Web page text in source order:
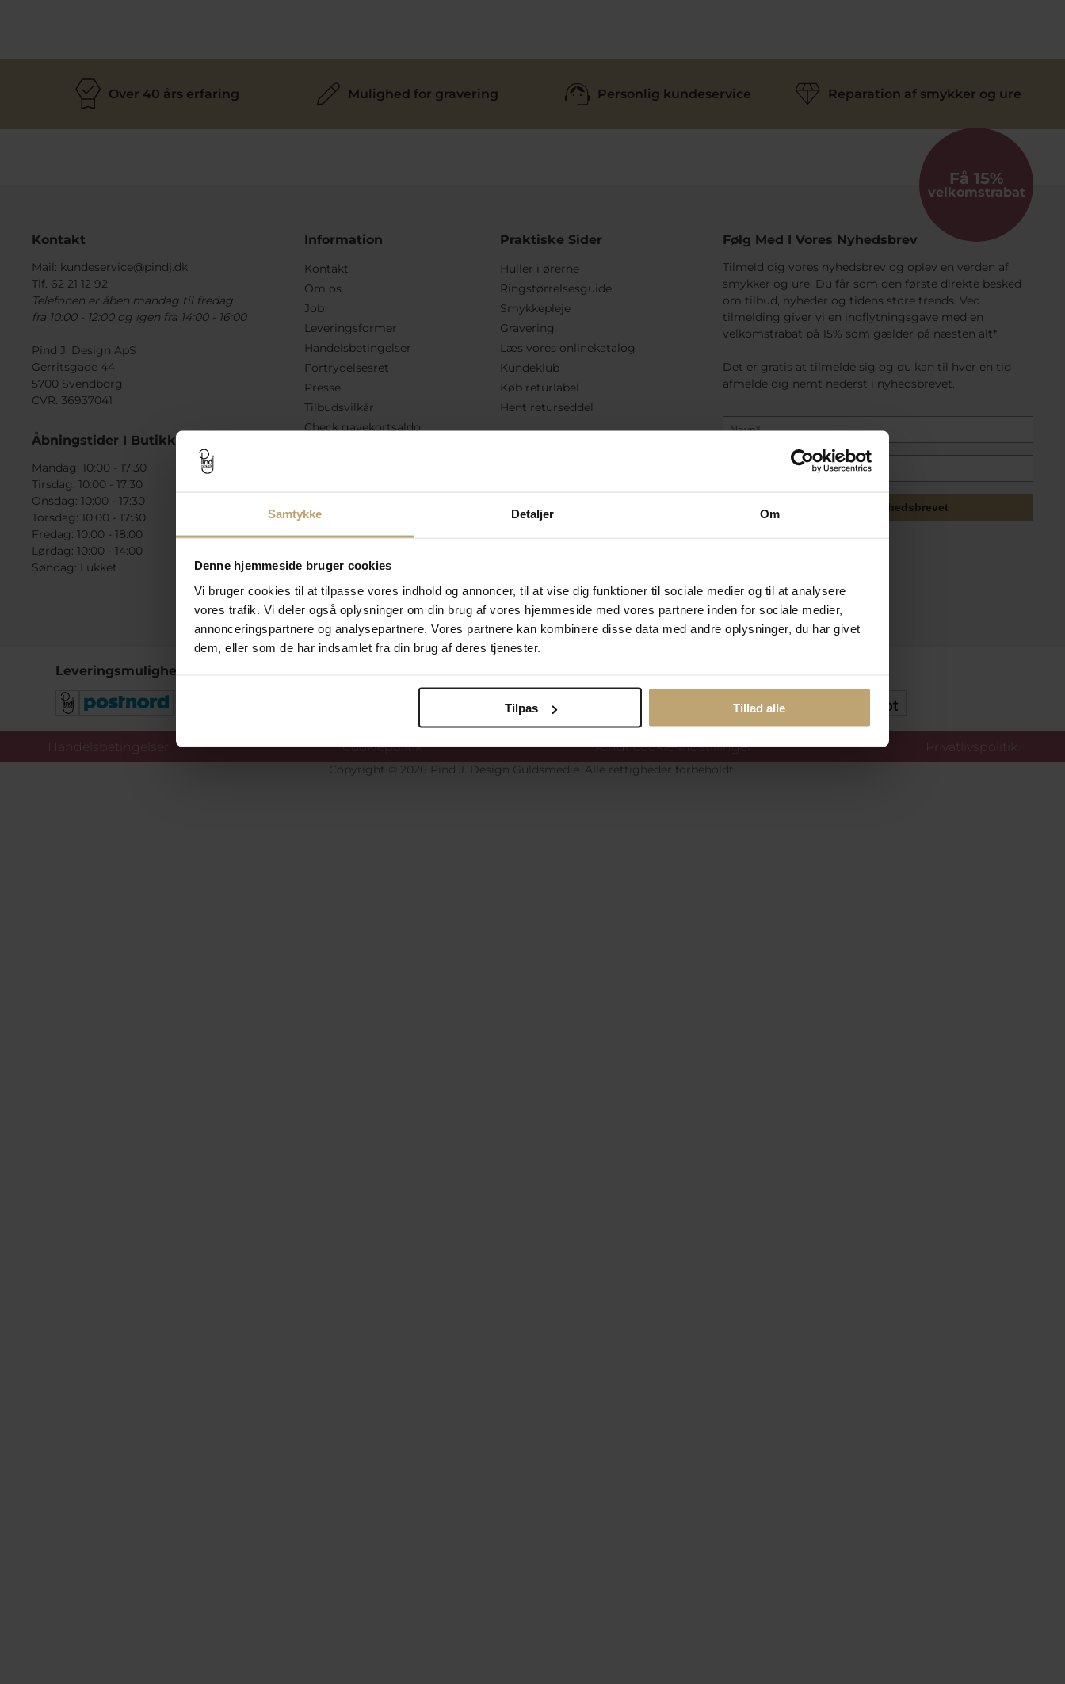
Samtykke Detaljer Om
Denne hjemmeside bruger cookies
Vi bruger cookies til at tilpasse vores indhold og annoncer, til at vise dig funktioner til sociale medier og til at analysere
vores trafik. Vi deler også oplysninger om din brug af vores hjemmeside med vores partnere inden for sociale medier,
annonceringspartnere og analysepartnere. Vores partnere kan kombinere disse data med andre oplysninger, du har givet
dem, eller som de har indsamlet fra din brug af deres tjenester.
Tilpas Tillad alle
Over 40 års erfaring Mulighed for gravering Personlig kundeservice Reparation af smykker og ure
Kontakt
Mail: kundeservice@pindj.dk
Tlf. 62 21 12 92
Telefonen er åben mandag til fredag
fra 10:00 - 12:00 og igen fra 14:00 - 16:00
Pind J. Design ApS
Gerritsgade 44
5700 Svendborg
CVR. 36937041
Åbningstider I Butikken
Mandag: 10:00 - 17:30
Tirsdag: 10:00 - 17:30
Onsdag: 10:00 - 17:30
Torsdag: 10:00 - 17:30
Fredag: 10:00 - 18:00
Lørdag: 10:00 - 14:00
Søndag: Lukket
Information
Kontakt
Om os
Job
Leveringsformer
Handelsbetingelser
Fortrydelsesret
Presse
Tilbudsvilkår
Check gavekortsaldo
Praktiske Sider
Huller i ørerne
Ringstørrelsesguide
Smykkepleje
Gravering
Læs vores onlinekatalog
Kundeklub
Køb returlabel
Hent returseddel
Få 15%
velkomstrabat
Følg Med I Vores Nyhedsbrev
Tilmeld dig vores nyhedsbrev og oplev en verden af
smykker og ure. Du får som den første direkte besked
om tilbud, nyheder og tidens store trends. Ved
tilmelding giver vi en indflytningsgave med en
velkomstrabat på 15% som gælder på næsten alt*.
Det er gratis at tilmelde sig og du kan til hver en tid
afmelde dig nemt nederst i nyhedsbrevet.
Tilmeld mig nyhedsbrevet
Leveringsmuligheder
Handelsbetingelser Cookiepolitik Ændr cookie-indstillinger Privatlivspolitik
Copyright © 2026 Pind J. Design Guldsmedie. Alle rettigheder forbeholdt.